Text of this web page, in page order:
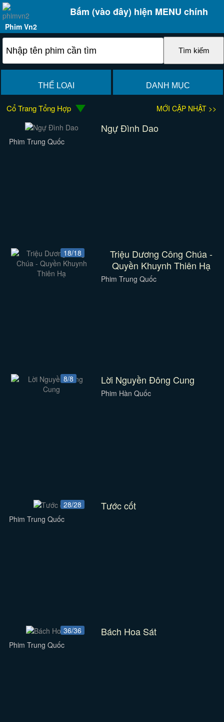
Bấm (vào đây) hiện MENU chính
Phim Vn2
THỂ LOẠI DANH MỤC
Cổ Trang Tổng Hợp MỚI CẬP NHẬT >>
Ngự Đình Dao
Phim Trung Quốc
18/18
Triệu Dương Công Chúa -
Quyền Khuynh Thiên Hạ
Phim Trung Quốc
8/8 Lời Nguyền Đông Cung
Phim Hàn Quốc
28/28 Tước cốt
Phim Trung Quốc
36/36 Bách Hoa Sát
Phim Trung Quốc